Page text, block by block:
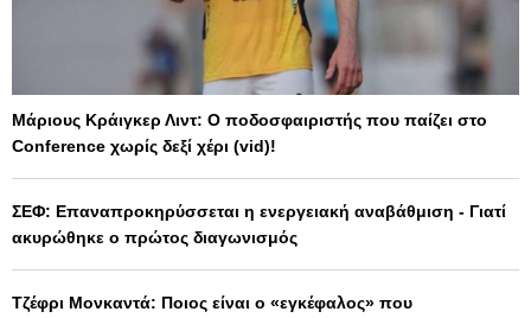
Μάριους Κράιγκερ Λιντ: Ο ποδοσφαιριστής που παίζει στο
Conference χωρίς δεξί χέρι (vid)!
ΣΕΦ: Επαναπροκηρύσσεται η ενεργειακή αναβάθμιση - Γιατί
ακυρώθηκε ο πρώτος διαγωνισμός
Τζέφρι Μονκαντά: Ποιος είναι ο «εγκέφαλος» που